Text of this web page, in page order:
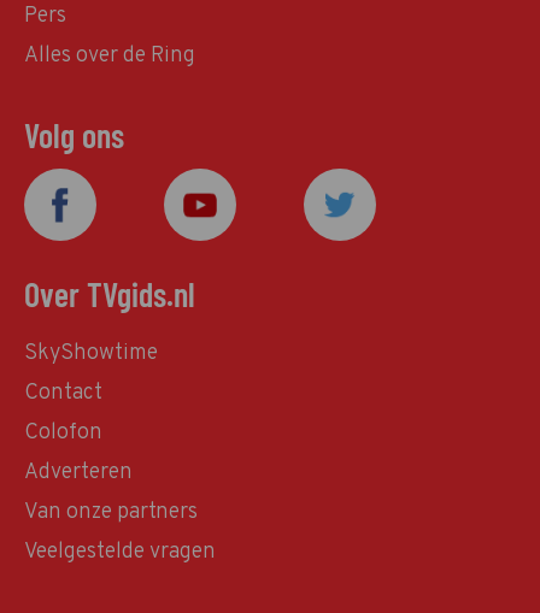
Pers
Alles over de Ring
Volg ons
Over TVgids.nl
SkyShowtime
Contact
Colofon
Adverteren
Van onze partners
Veelgestelde vragen